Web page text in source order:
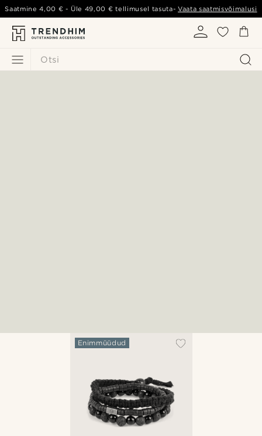
Otsi
Saatmine4,00 € - Üle 49,00 € tellimusel tasuta-Vaata saatmisvõimalusi
Enimmüüdud